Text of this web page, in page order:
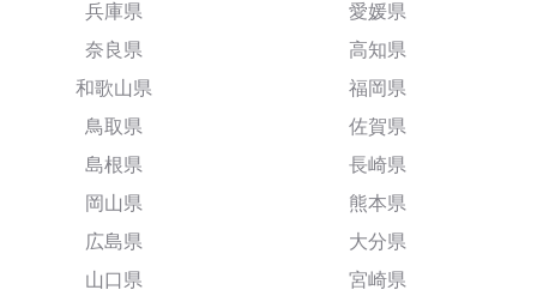
兵庫県
奈良県
和歌山県
鳥取県
島根県
岡山県
広島県
山口県
愛媛県
高知県
福岡県
佐賀県
長崎県
熊本県
大分県
宮崎県